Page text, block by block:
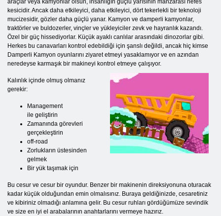
araçlar veya kamyonlar olsun, insanlığın güçlü yarısının manzarası nefes
kesicidir. Ancak daha etkileyici, daha etkileyici, dört tekerlekli bir teknoloji
mucizesidir, gözler daha güçlü yanar. Kamyon ve damperli kamyonlar,
traktörler ve buldozerler, vinçler ve yükleyiciler zevk ve hayranlık kazandı.
Özel bir güç hissediyorlar. Küçük ayaklı canlılar arasındaki dinozorlar gibi.
Herkes bu canavarları kontrol edebildiği için şanslı değildi, ancak hiç kimse
Damperli Kamyon oyunlarını ziyaret etmeyi yasaklamıyor ve en azından
neredeyse karmaşık bir makineyi kontrol etmeye çalışıyor.
Kalınlık içinde olmuş olmanız
gerekir:
Management
ile geliştirin
Zamanında görevleri
gerçekleştirin
off-road
Zorlukların üstesinden
gelmek
Bir yük taşımak için
Bu cesur ve cesur bir oyundur. Benzer bir makinenin direksiyonuna oturacak
kadar küçük olduğundan emin olmalısınız. Buraya geldiğinizde, cesaretiniz
ve kibiriniz olmadığı anlamına gelir. Bu cesur ruhları gördüğümüze sevindik
ve size en iyi el arabalarının anahtarlarını vermeye hazırız.